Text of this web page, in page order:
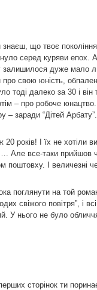
що твоє покоління
серед куряви епох.
залишилося дуже мало
свою юність,
тоді далеко за 30 і він
– про робоче
– заради “Дітей Арбату”.
20 років! І їх не
Але все-таки прийшов
поштовху. І величезні
поглянути на той
свіжого повітря”, і
У нього не було
сторінок ти